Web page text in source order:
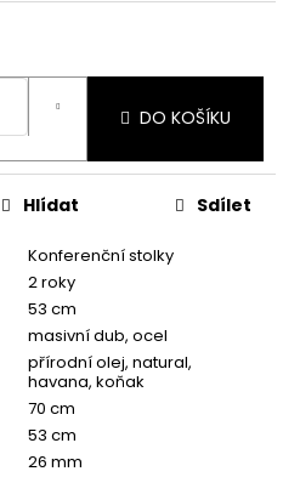
DO KOŠÍKU
Konferenční stolky
2 roky
53 cm
masivní dub, ocel
přírodní olej, natural,
havana, koňak
70 cm
53 cm
26 mm
Hlídat Sdílet